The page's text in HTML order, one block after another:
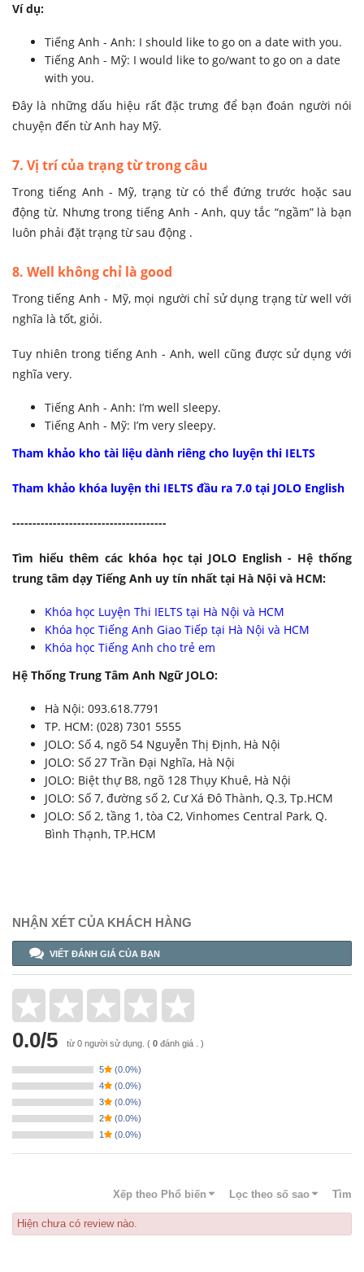
Ví dụ:
Tiếng Anh - Anh: I should like to go on a date with you.
Tiếng Anh - Mỹ: I would like to go/want to go on a date
with you.
Đây là những dấu hiệu rất đặc trưng để bạn đoán người nói
chuyện đến từ Anh hay Mỹ.
7. Vị trí của trạng từ trong câu
Trong tiếng Anh - Mỹ, trạng từ có thể đứng trước hoặc sau
động từ. Nhưng trong tiếng Anh - Anh, quy tắc “ngầm” là bạn
luôn phải đặt trạng từ sau động .
8. Well không chỉ là good
Trong tiếng Anh - Mỹ, mọi người chỉ sử dụng trạng từ well với
nghĩa là tốt, giỏi.
Tuy nhiên trong tiếng Anh - Anh, well cũng được sử dụng với
nghĩa very.
Tiếng Anh - Anh: I’m well sleepy.
Tiếng Anh - Mỹ: I’m very sleepy.
Tham khảo kho tài liệu dành riêng cho luyện thi IELTS
Tham khảo khóa luyện thi IELTS đầu ra 7.0 tại JOLO English
--------------------------------------
Tìm hiểu thêm các khóa học tại JOLO English - Hệ thống
trung tâm dạy Tiếng Anh uy tín nhất tại Hà Nội và HCM:
Khóa học Luyện Thi IELTS tại Hà Nội và HCM
Khóa học Tiếng Anh Giao Tiếp tại Hà Nội và HCM
Khóa học Tiếng Anh cho trẻ em
Hệ Thống Trung Tâm Anh Ngữ JOLO:
Hà Nội: 093.618.7791
TP. HCM: (028) 7301 5555
JOLO: Số 4, ngõ 54 Nguyễn Thị Định, Hà Nội
JOLO: Số 27 Trần Đại Nghĩa, Hà Nội
JOLO: Biệt thự B8, ngõ 128 Thụy Khuê, Hà Nội
JOLO: Số 7, đường số 2, Cư Xá Đô Thành, Q.3, Tp.HCM
JOLO: Số 2, tầng 1, tòa C2, Vinhomes Central Park, Q.
Bình Thạnh, TP.HCM
NHẬN XÉT CỦA KHÁCH HÀNG
VIẾT ĐÁNH GIÁ CỦA BẠN
0.0/5 từ 0 người sử dụng. ( 0 đánh giá . )
5 (0.0%)
4
(0.0%)
3
(0.0%)
2
(0.0%)
1
(0.0%)
Tìm
Lọc theo số sao
Xếp theo Phổ biến
Hiện chưa có review nào.